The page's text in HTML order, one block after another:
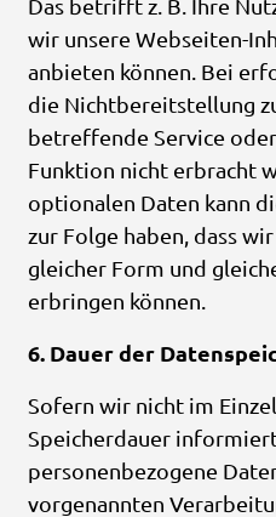
Das betrifft z. B. Ihre
wir unsere Webseiten-
anbieten können. Bei
die Nichtbereitstellung
betreffende Service
Funktion nicht erbracht
optionalen Daten kann
zur Folge haben, dass
gleicher Form und
erbringen können.
6. Dauer der
Sofern wir nicht im
Speicherdauer
personenbezogene
vorgenannten